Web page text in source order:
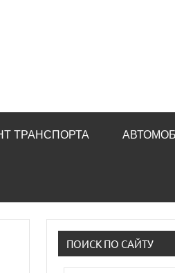
ТРАНСПОРТА
ПОИСК ПО САЙТУ